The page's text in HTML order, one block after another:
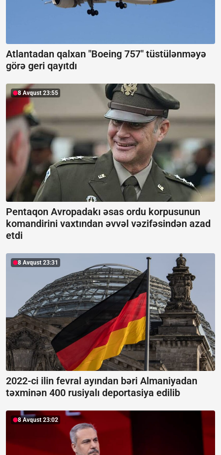
Atlantadan qalxan "Boeing 757" tüstülənməyə
görə geri qayıtdı
8 Avqust 23:55
Pentaqon Avropadakı əsas ordu korpusunun
komandirini vaxtından əvvəl vəzifəsindən azad
etdi
8 Avqust 23:31
2022-ci ilin fevral ayından bəri Almaniyadan
təxminən 400 rusiyalı deportasiya edilib
8 Avqust 23:02